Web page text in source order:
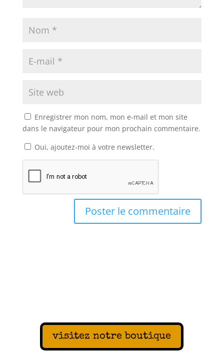
Enregistrer mon nom, mon e-mail et mon site
dans le navigateur pour mon prochain commentaire.
Oui, ajoutez-moi à votre newsletter.
visitez notre boutique